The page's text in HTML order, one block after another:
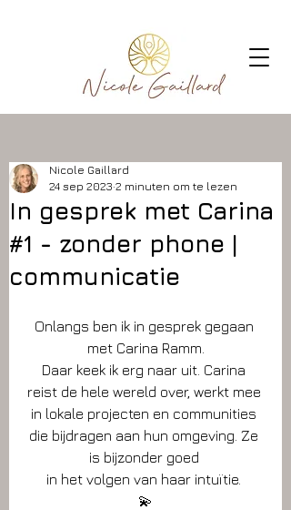
In gesprek met Carina
#1 - zonder phone |
communicatie
Nicole Gaillard
24 sep 2023 2 minuten om te lezen
Onlangs ben ik in gesprek gegaan
met Carina Ramm.
Daar keek ik erg naar uit. Carina
reist de hele wereld over, werkt mee
in lokale projecten en communities
die bijdragen aan hun omgeving. Ze
is bijzonder goed
in het volgen van haar intuïtie.
💫